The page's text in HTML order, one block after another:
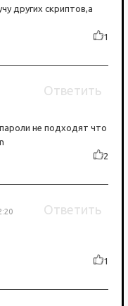
других скриптов,а
1
не подходят что
2
Ответить
1
Ответить